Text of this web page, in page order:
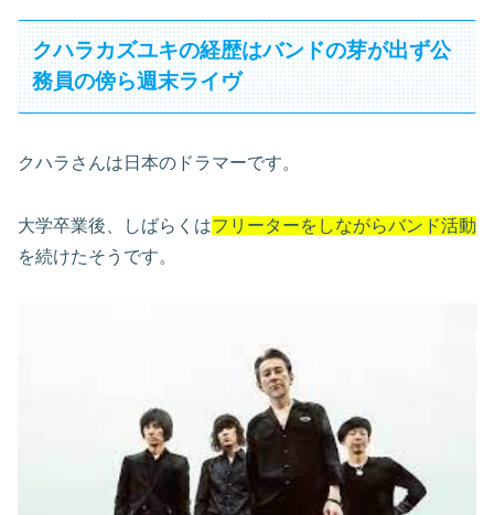
クハラカズユキの経歴はバンドの芽が出ず公
務員の傍ら週末ライヴ
クハラさんは日本のドラマーです。
大学卒業後、しばらくはフリーターをしながらバンド活動
を続けたそうです。